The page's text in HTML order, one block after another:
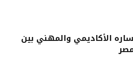
الأكاديمي والمهني بين